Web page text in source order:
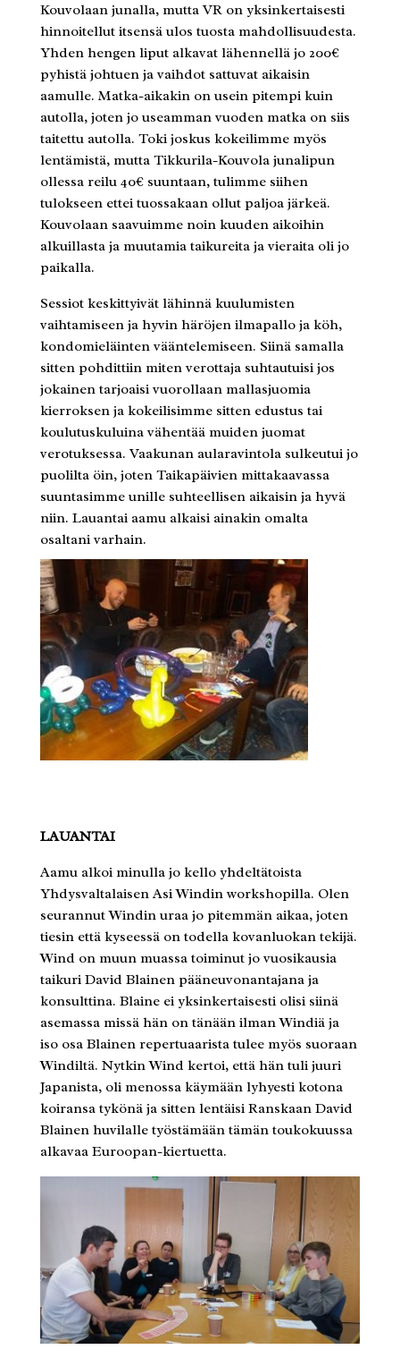
Kouvolaan junalla, mutta VR on yksinkertaisesti
hinnoitellut itsensä ulos tuosta mahdollisuudesta.
Yhden hengen liput alkavat lähennellä jo 200€
pyhistä johtuen ja vaihdot sattuvat aikaisin
aamulle. Matka-aikakin on usein pitempi kuin
autolla, joten jo useamman vuoden matka on siis
taitettu autolla. Toki joskus kokeilimme myös
lentämistä, mutta Tikkurila-Kouvola junalipun
ollessa reilu 40€ suuntaan, tulimme siihen
tulokseen ettei tuossakaan ollut paljoa järkeä.
Kouvolaan saavuimme noin kuuden aikoihin
alkuillasta ja muutamia taikureita ja vieraita oli jo
paikalla.
Sessiot keskittyivät lähinnä kuulumisten
vaihtamiseen ja hyvin häröjen ilmapallo ja köh,
kondomieläinten vääntelemiseen. Siinä samalla
sitten pohdittiin miten verottaja suhtautuisi jos
jokainen tarjoaisi vuorollaan mallasjuomia
kierroksen ja kokeilisimme sitten edustus tai
koulutuskuluina vähentää muiden juomat
verotuksessa. Vaakunan aularavintola sulkeutui jo
puolilta öin, joten Taikapäivien mittakaavassa
suuntasimme unille suhteellisen aikaisin ja hyvä
niin. Lauantai aamu alkaisi ainakin omalta
osaltani varhain.
LAUANTAI
Aamu alkoi minulla jo kello yhdeltätoista
Yhdysvaltalaisen Asi Windin workshopilla. Olen
seurannut Windin uraa jo pitemmän aikaa, joten
tiesin että kyseessä on todella kovanluokan tekijä.
Wind on muun muassa toiminut jo vuosikausia
taikuri David Blainen pääneuvonantajana ja
konsulttina. Blaine ei yksinkertaisesti olisi siinä
asemassa missä hän on tänään ilman Windiä ja
iso osa Blainen repertuaarista tulee myös suoraan
Windiltä. Nytkin Wind kertoi, että hän tuli juuri
Japanista, oli menossa käymään lyhyesti kotona
koiransa tykönä ja sitten lentäisi Ranskaan David
Blainen huvilalle työstämään tämän toukokuussa
alkavaa Euroopan-kiertuetta.